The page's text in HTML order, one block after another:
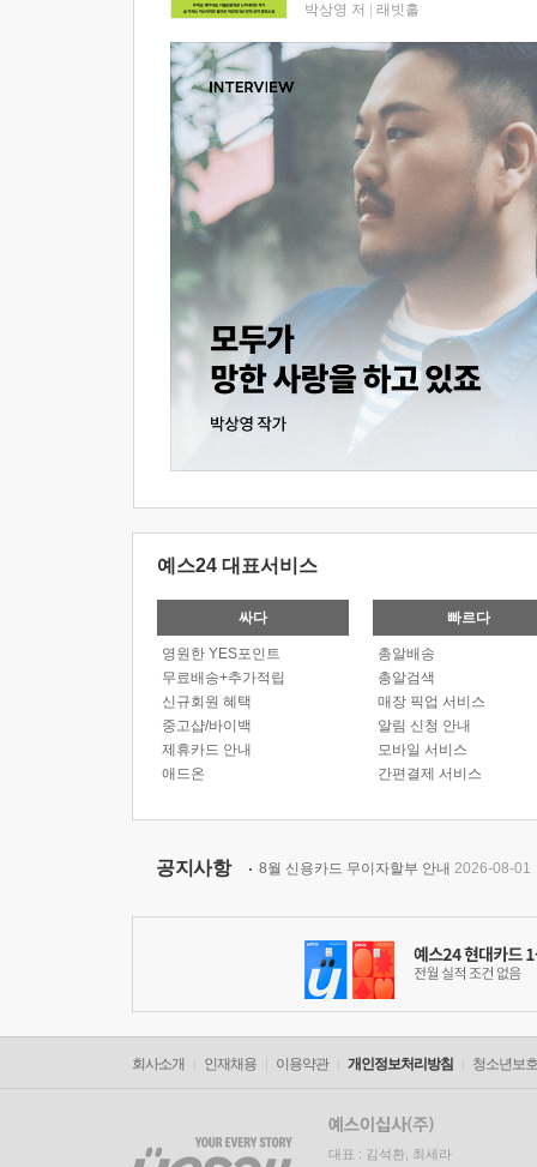
박상영 저 래빗홀
예스24 대표서비스
싸다
영원한 YES포인트
무료배송+추가적립
신규회원 혜택
중고샵/바이백
제휴카드 안내
애드온
빠르다
총알배송
총알검색
매장 픽업 서비스
알림 신청 안내
모바일 서비스
간편결제 서비스
공지사항 8월 신용카드 무이자할부 안내 2026-08-01
회사소개 인재채용 이용약관 개인정보처리방침 청소년보
대표 : 김석환, 최세라